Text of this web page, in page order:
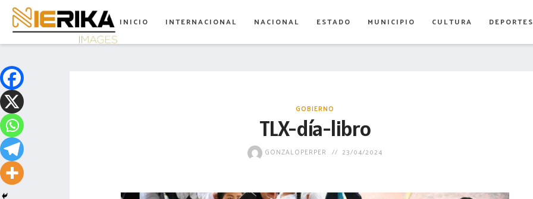
INICIO INTERNACIONAL NACIONAL ESTADO MUNICIPIO CULTURA DEPORTES
GOBIERNO
TLX-día-libro
GONZALOPERPER 23/04/2024
aamtlax
abanderamiento
abasto
abejas
abogadas
abuelos
acceso
accidente